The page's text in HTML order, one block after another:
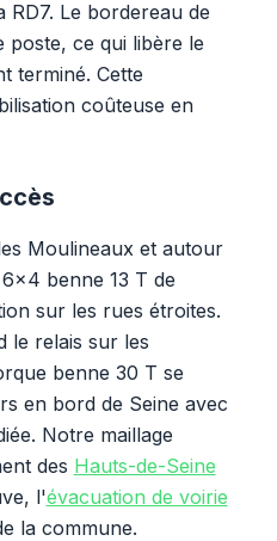
RD7. Le bordereau de
poste, ce qui libère le
terminé. Cette
coûteuse en
Moulineaux et autour
benne 13 T de
sur les rues étroites.
le relais sur les
benne 30 T se
en bord de Seine avec
Notre maillage
des Hauts-de-Seine
l'évacuation de voirie
la commune.